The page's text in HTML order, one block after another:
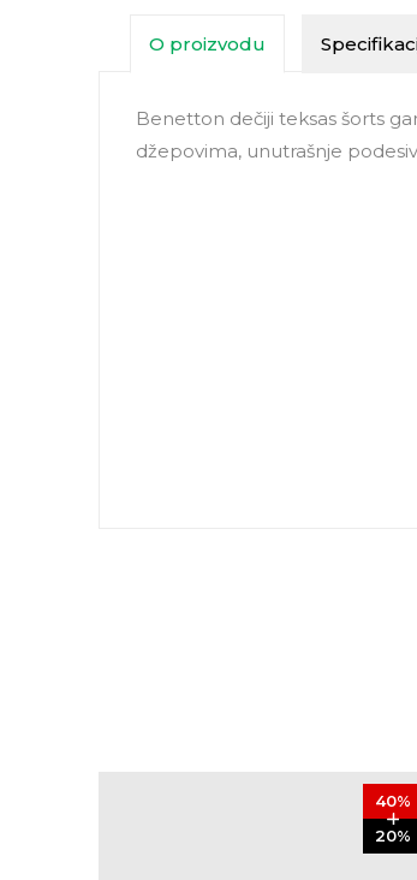
O proizvodu
Benetton dečiji teksas šorts
džepovima, unutrašnje
40%
20%